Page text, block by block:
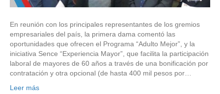
En reunión con los principales representantes de los gremios
empresariales del país, la primera dama comentó las
oportunidades que ofrecen el Programa “Adulto Mejor”, y la
iniciativa Sence “Experiencia Mayor”, que facilita la participación
laboral de mayores de 60 años a través de una bonificación por
contratación y otra opcional (de hasta 400 mil pesos por…
Leer más